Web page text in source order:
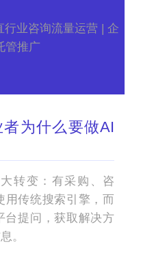
业咨询流量运营 | 企
管推广
为什么要做AI
转变：有采购、咨
用传统搜索引擎，而
台提问，获取解决方
。